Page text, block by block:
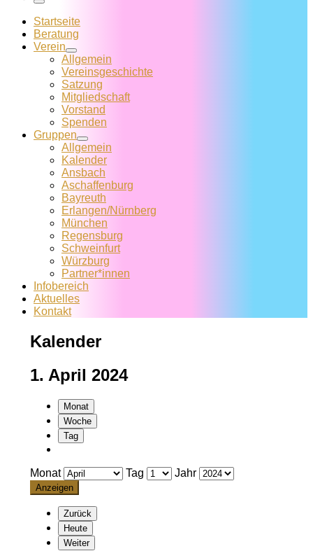
Menü
Startseite
Beratung
Verein
Allgemein
Vereins­geschichte
Satzung
Mitglied­schaft
Vorstand
Spenden
Gruppen
Allgemein
Kalender
Ansbach
Aschaffenburg
Bayreuth
Erlangen/Nürnberg
München
Regensburg
Schweinfurt
Würzburg
Partner*innen
Infobereich
Aktuelles
Kontakt
Kalender
1. April 2024
Monat
Woche
Tag
Monat Tag Jahr
Zurück
Heute
Weiter